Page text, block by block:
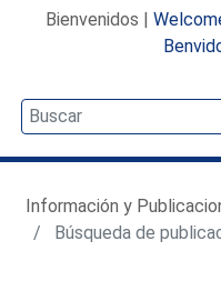
Bienvenidos |
Información y
Búsqueda de